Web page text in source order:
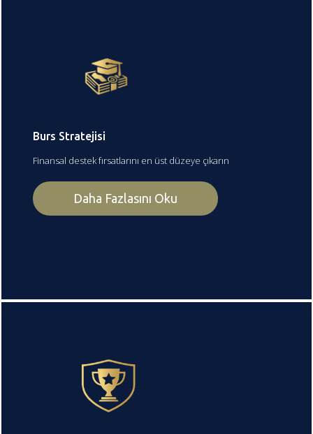
Burs Stratejisi
Finansal destek fırsatlarını en üst düzeye çıkarın
Daha Fazlasını Oku